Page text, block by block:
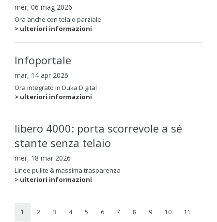
mer, 06 mag 2026
Ora anche con telaio parziale
> ulteriori informazioni
Infoportale
mar, 14 apr 2026
Ora integrato in Duka Digital
> ulteriori informazioni
libero 4000: porta scorrevole a sé
stante senza telaio
mer, 18 mar 2026
Linee pulite & massima trasparenza
> ulteriori informazioni
1 2 3 4 5 6 7 8 9 10 11